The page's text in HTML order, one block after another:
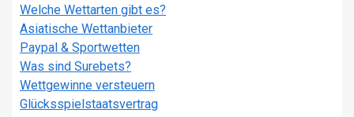
Welche Wettarten gibt es?
Asiatische Wettanbieter
Paypal & Sportwetten
Was sind Surebets?
Wettgewinne versteuern
Glücksspielstaatsvertrag